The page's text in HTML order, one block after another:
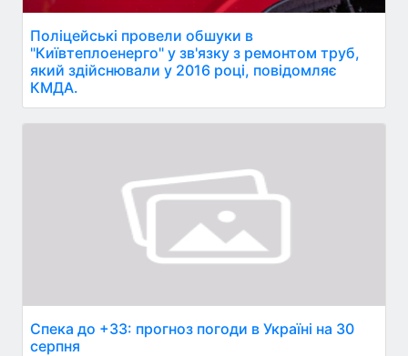
Поліцейські провели обшуки в
"Київтеплоенерго" у зв'язку з ремонтом труб,
який здійснювали у 2016 році, повідомляє
КМДА.
Спека до +33: прогноз погоди в Україні на 30
серпня